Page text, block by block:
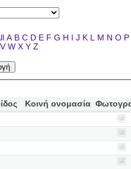
A B C D E F G H I J K L M N O P
V W X Y Z
Κοινή ονομασία